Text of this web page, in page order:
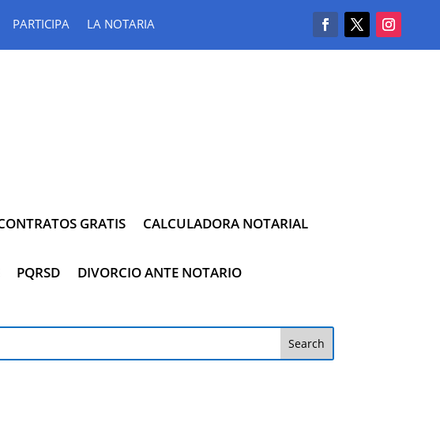
PARTICIPA LA NOTARIA
GRATIS CALCULADORA NOTARIAL
PQRSD DIVORCIO ANTE NOTARIO